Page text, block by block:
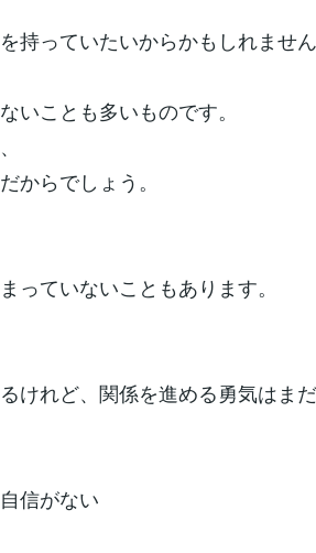
持っていたいからかもしれませ
いことも多いものです。
からでしょう。
っていないこともあります。
けれど、関係を進める勇気はま
信がない